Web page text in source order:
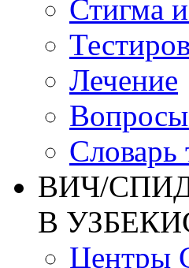
Стигма
Лечение
Словарь
ВИЧ/
В
Центры